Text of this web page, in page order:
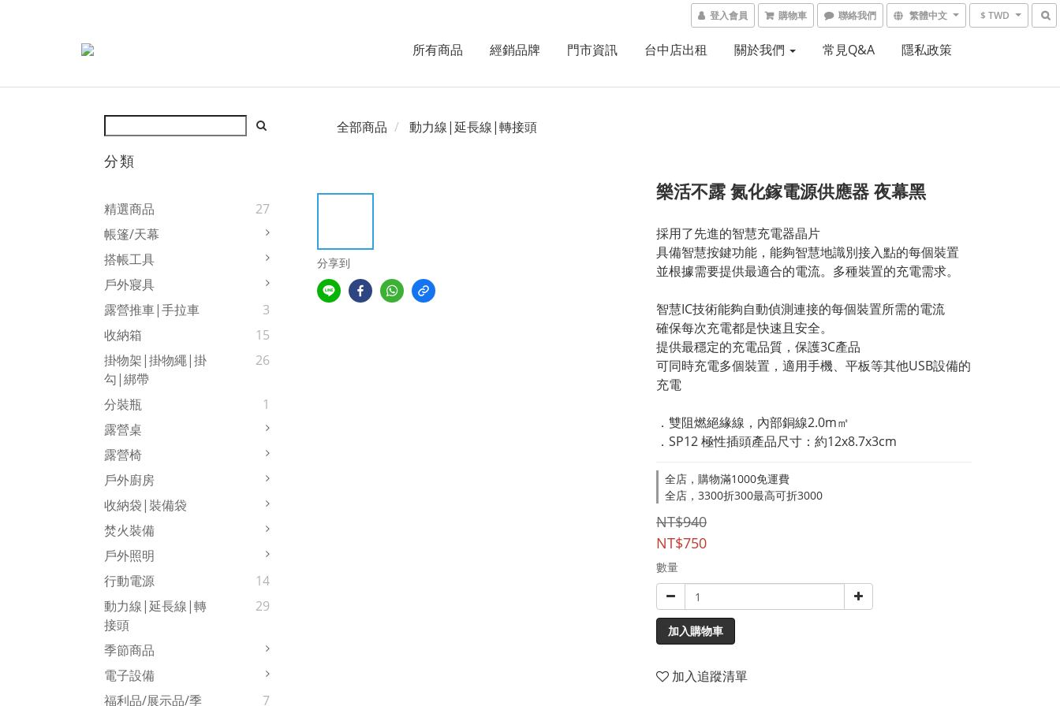
登入會員 購物車 聯絡我們 繁體中文 $ TWD
所有商品 經銷品牌 門市資訊 台中店出租 關於我們 常見Q&A 隱私政策
分類
精選商品
27
帳篷/天幕
搭帳工具
戶外寢具
露營推車|手拉車
3
收納箱
15
掛物架|掛物繩|掛
勾|綁帶
26
分裝瓶
1
露營桌
露營椅
戶外廚房
收納袋|裝備袋
焚火裝備
戶外照明
行動電源
14
動力線|延長線|轉
接頭
29
季節商品
電子設備
福利品/展示品/季
7
全部商品 動力線|延長線|轉接頭
分享到
樂活不露 氮化鎵電源供應器 夜幕黑
採用了先進的智慧充電器晶片
具備智慧按鍵功能，能夠智慧地識別接入點的每個裝置
並根據需要提供最適合的電流。多種裝置的充電需求。
智慧IC技術能夠自動偵測連接的每個裝置所需的電流
確保每次充電都是快速且安全。
提供最穩定的充電品質，保護3C產品
可同時充電多個裝置，適用手機、平板等其他USB設備的
充電
．雙阻燃絕緣線，內部銅線2.0m㎡
．SP12 極性插頭產品尺寸：約12x8.7x3cm
全店，購物滿1000免運費
全店，3300折300最高可折3000
NT$940
NT$750
數量
加入購物車
加入追蹤清單